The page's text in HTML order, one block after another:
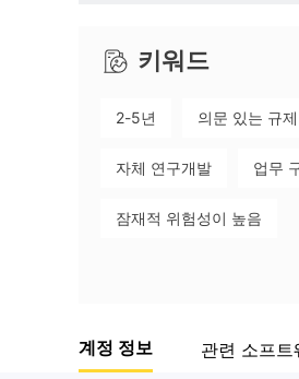
8
9
키워드
2-5년 의문 있는 규
자체 연구개발 업무
잠재적 위험성이 높음
계정 정보 관련 소프트